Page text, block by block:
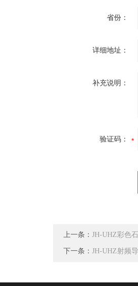
省份：
详细地址：
补充说明：
验证码：
上一条： JH-UHZ彩色
下一条： JH-UHZ射频